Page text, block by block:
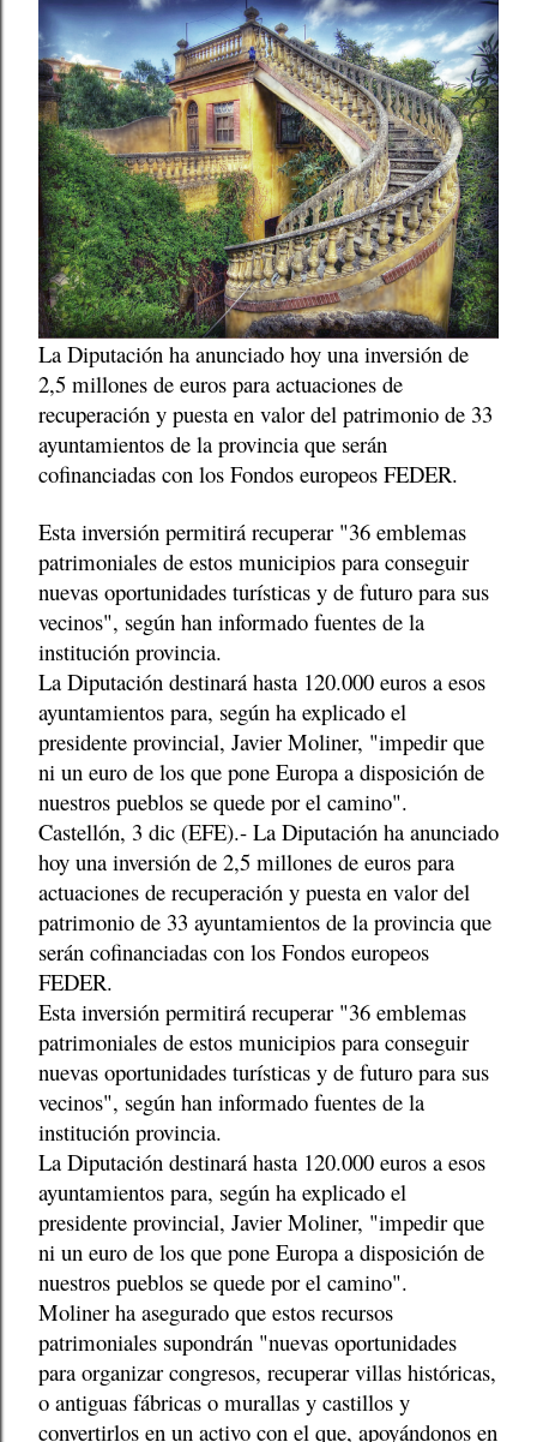
La Diputación ha anunciado hoy una inversión de
2,5 millones de euros para actuaciones de
recuperación y puesta en valor del patrimonio de 33
ayuntamientos de la provincia que serán
cofinanciadas con los Fondos europeos FEDER.
Esta inversión permitirá recuperar "36 emblemas
patrimoniales de estos municipios para conseguir
nuevas oportunidades turísticas y de futuro para sus
vecinos", según han informado fuentes de la
institución provincia.
La Diputación destinará hasta 120.000 euros a esos
ayuntamientos para, según ha explicado el
presidente provincial, Javier Moliner, "impedir que
ni un euro de los que pone Europa a disposición de
nuestros pueblos se quede por el camino".
Castellón, 3 dic (EFE).- La Diputación ha anunciado
hoy una inversión de 2,5 millones de euros para
actuaciones de recuperación y puesta en valor del
patrimonio de 33 ayuntamientos de la provincia que
serán cofinanciadas con los Fondos europeos
FEDER.
Esta inversión permitirá recuperar "36 emblemas
patrimoniales de estos municipios para conseguir
nuevas oportunidades turísticas y de futuro para sus
vecinos", según han informado fuentes de la
institución provincia.
La Diputación destinará hasta 120.000 euros a esos
ayuntamientos para, según ha explicado el
presidente provincial, Javier Moliner, "impedir que
ni un euro de los que pone Europa a disposición de
nuestros pueblos se quede por el camino".
Moliner ha asegurado que estos recursos
patrimoniales supondrán "nuevas oportunidades
para organizar congresos, recuperar villas históricas,
o antiguas fábricas o murallas y castillos y
convertirlos en un activo con el que, apoyándonos en